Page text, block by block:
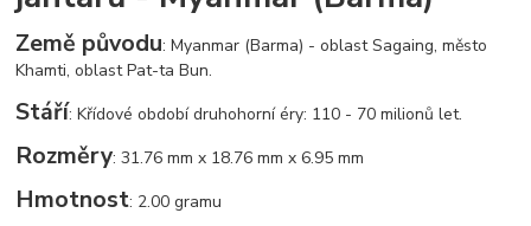
Země původu: Myanmar (Barma) - oblast Sagaing, město
Khamti, oblast Pat-ta Bun.
Stáří: Křídové období druhohorní éry: 110 - 70 milionů let.
Rozměry: 31.76 mm x 18.76 mm x 6.95 mm
Hmotnost: 2.00 gramu